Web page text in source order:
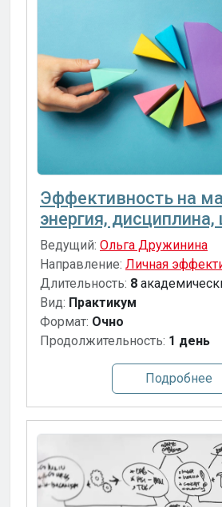
Эффективность на
энергия, дисциплина,
Ведущий: Ольга Дружинина
Направление: Личная
Длительность: 8
Вид: Практикум
Формат: Очно
Продолжительность: 1 день
Подробнее